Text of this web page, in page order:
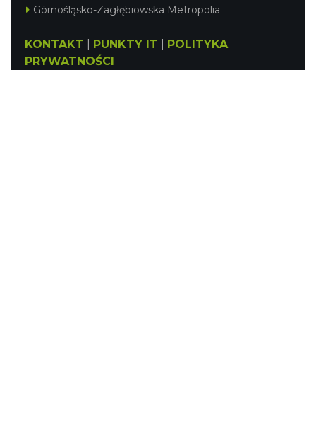
Górnośląsko-Zagłębiowska Metropolia
KONTAKT PUNKTY IT
POLITYKA
PRYWATNOŚCI